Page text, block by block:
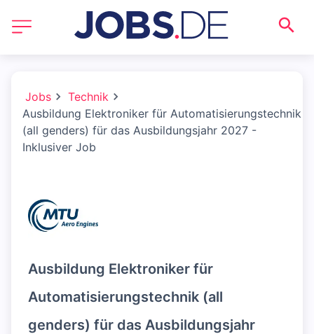
Jobs
Technik
Ausbildung Elektroniker für Automatisierungstechnik
(all genders) für das Ausbildungsjahr 2027 -
Inklusiver Job
Ausbildung Elektroniker für
Automatisierungstechnik (all
genders) für das Ausbildungsjahr